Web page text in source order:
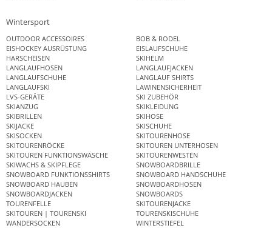
Wintersport
OUTDOOR ACCESSOIRES
BOB & RODEL
EISHOCKEY AUSRÜSTUNG
EISLAUFSCHUHE
HARSCHEISEN
SKIHELM
LANGLAUFHOSEN
LANGLAUFJACKEN
LANGLAUFSCHUHE
LANGLAUF SHIRTS
LANGLAUFSKI
LAWINENSICHERHEIT
LVS-GERÄTE
SKI ZUBEHÖR
SKIANZUG
SKIKLEIDUNG
SKIBRILLEN
SKIHOSE
SKIJACKE
SKISCHUHE
SKISOCKEN
SKITOURENHOSE
SKITOURENRÖCKE
SKITOUREN UNTERHOSEN
SKITOUREN FUNKTIONSWÄSCHE
SKITOURENWESTEN
SKIWACHS & SKIPFLEGE
SNOWBOARDBRILLE
SNOWBOARD FUNKTIONSSHIRTS
SNOWBOARD HANDSCHUHE
SNOWBOARD HAUBEN
SNOWBOARDHOSEN
SNOWBOARDJACKEN
SNOWBOARDS
TOURENFELLE
SKITOURENJACKE
SKITOUREN | TOURENSKI
TOURENSKISCHUHE
WANDERSOCKEN
WINTERSTIEFEL